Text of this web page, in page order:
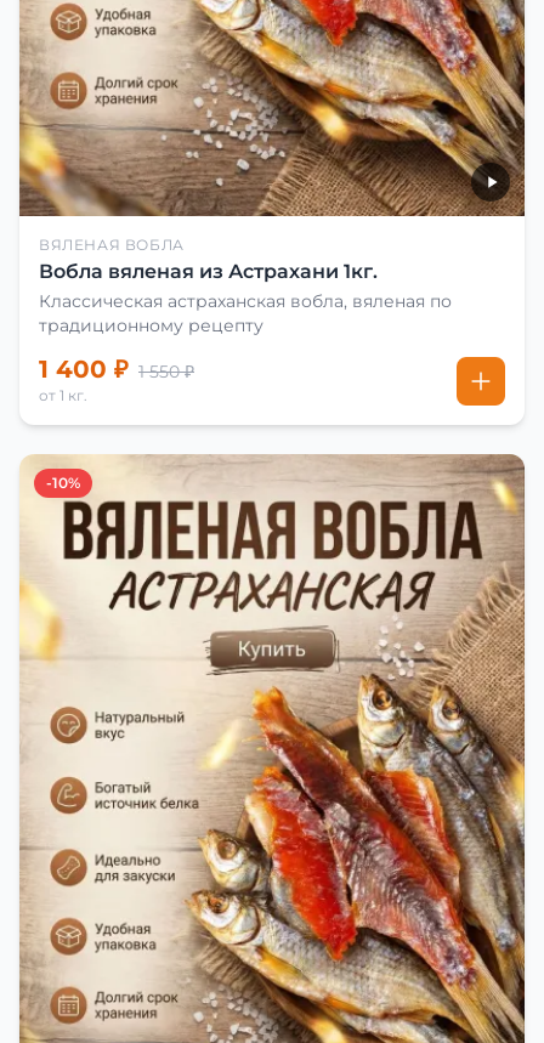
ВЯЛЕНАЯ ВОБЛА
Вобла вяленая из Астрахани 1кг.
Классическая астраханская вобла, вяленая по
традиционному рецепту
1 400 ₽ 1 550 ₽
от 1 кг.
-10%